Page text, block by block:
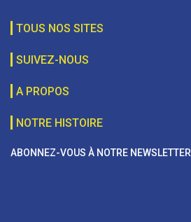
TOUS NOS SITES
SUIVEZ-NOUS
A PROPOS
NOTRE HISTOIRE
ABONNEZ-VOUS À NOTRE NEWSLETTER